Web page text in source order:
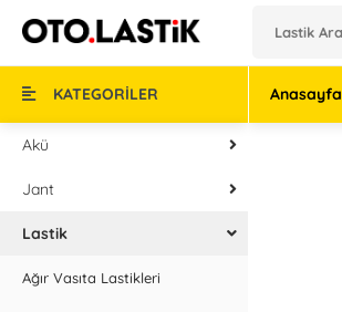
KATEGORİLER
Akü
Jant
Lastik
Ağır Vasıta Lastikleri
Anasayfa